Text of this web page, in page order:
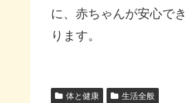
に、赤ちゃんが安心で
ります。
体と健康 生活全般